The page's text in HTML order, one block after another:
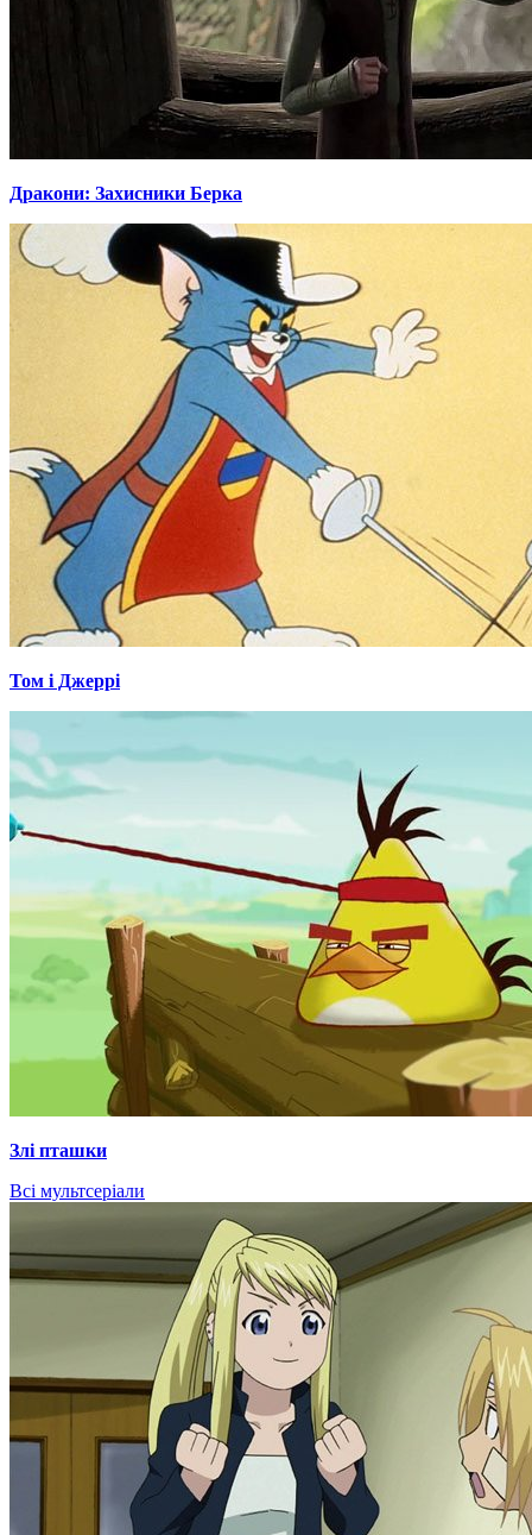
Дракони: Захисники Берка
Том і Джеррі
Злі пташки
Всі мультсеріали